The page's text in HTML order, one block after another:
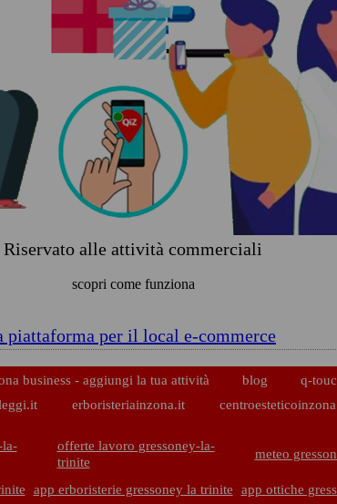
Riservato alle attività commerciali
scopri come funziona
piattaforma per il local e-commerce
business - aggiungi la tua attività blog
q-
erboristeriainzona.it
la-
offerte lavoro gressoney-la-
trinite
meteo
app erboristerie gressoney la trinite app ottiche